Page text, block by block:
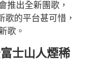
推出全新團歌，
歌的平台甚可惜，
歌。
士山人煙稀